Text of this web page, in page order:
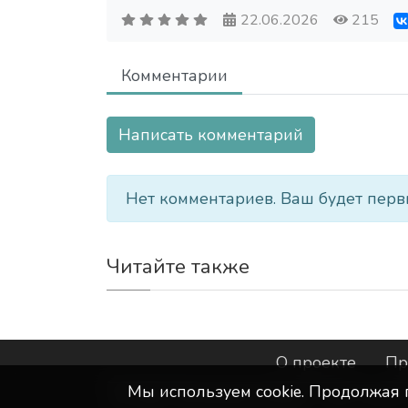
22.06.2026 215
Комментарии
Написать комментарий
Нет комментариев. Ваш будет
Читайте также
О проекте
©ООО "Интернет-Курск"- Все
Мы используем сookie. Продолжая